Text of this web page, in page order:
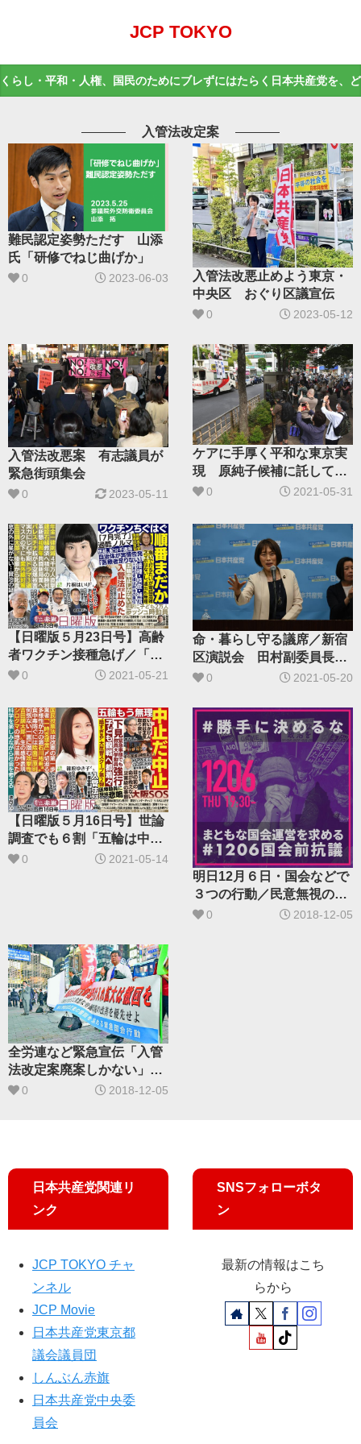
JCP TOKYO
くらし・平和・人権、国民のためにブレずにはたらく日本共産党を、
入管法改定案
難民認定姿勢ただす 山添
氏「研修でねじ曲げか」
0 2023-06-03
入管法改悪止めよう東京・
中央区 おぐり区議宣伝
0 2023-05-12
入管法改悪案 有志議員が
緊急街頭集会
0 2023-05-11
ケアに手厚く平和な東京実
現 原純子候補に託して／
江戸川区の街頭演説 小池
0 2021-05-31
【日曜版５月23日号】高齢
者ワクチン接種急げ／「せ
やろがいおじさん」の思い
0 2021-05-21
命・暮らし守る議席／新宿
区演説会 田村副委員長
大山都議勝利訴え
0 2021-05-20
【日曜版５月16日号】世論
調査でも６割「五輪は中止
を」／子ども観戦 教員数
0 2021-05-14
明日12月６日・国会などで
３つの行動／民意無視の安
倍政権に抗議
0 2018-12-05
全労連など緊急宣伝「入管
法改定案廃案しかない」新
橋駅前
0 2018-12-05
日本共産党関連リ
ンク
JCP TOKYO チャ
ンネル
JCP Movie
日本共産党東京都
議会議員団
しんぶん赤旗
日本共産党中央委
員会
SNSフォローボタ
ン
最新の情報はこち
らから